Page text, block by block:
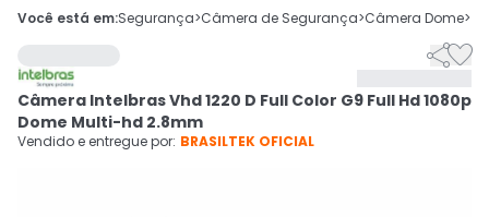
 Olá. Acesse sua conta

Cupons
CADASTRE-SE
Você está em:Segurança>Câmera de Segurança>Câmera Dome>

Câmera Intelbras Vhd 1220 D Full Color G9 Full Hd 1080p
Dome Multi-hd 2.8mm
Vendido e entregue por: BRASILTEK OFICIAL